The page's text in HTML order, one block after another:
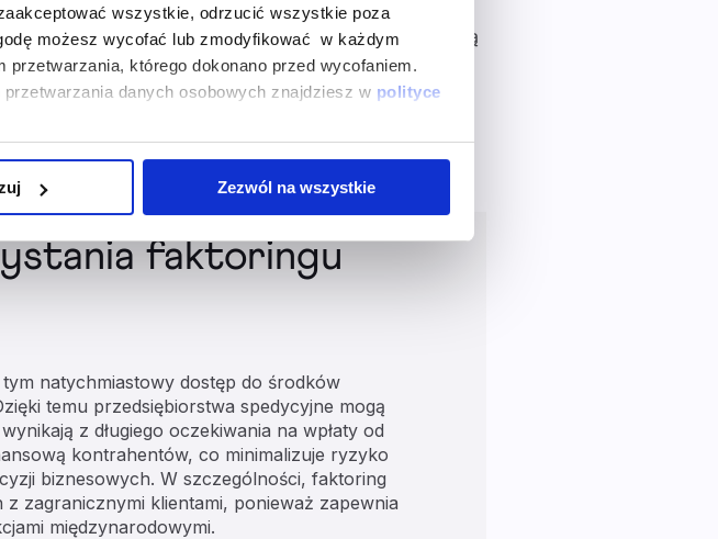
wszystkie, odrzucić wszystkie poza
możesz wycofać lub zmodyfikować w każdym
przetwarzania, którego dokonano przed wycofaniem.
danych osobowych znajdziesz w polityce
Zezwól na wszystkie
i proste. Wystarczy wypełnić wniosek online
mają być finansowane. Pieniądze przelewane są
faktury od klienta, zazwyczaj w ciągu
faktoringu
natychmiastowy dostęp do środków
temu przedsiębiorstwa spedycyjne mogą
z długiego oczekiwania na wpłaty od
kontrahentów, co minimalizuje ryzyko
biznesowych. W szczególności, faktoring
zagranicznymi klientami, ponieważ zapewnia
międzynarodowymi.